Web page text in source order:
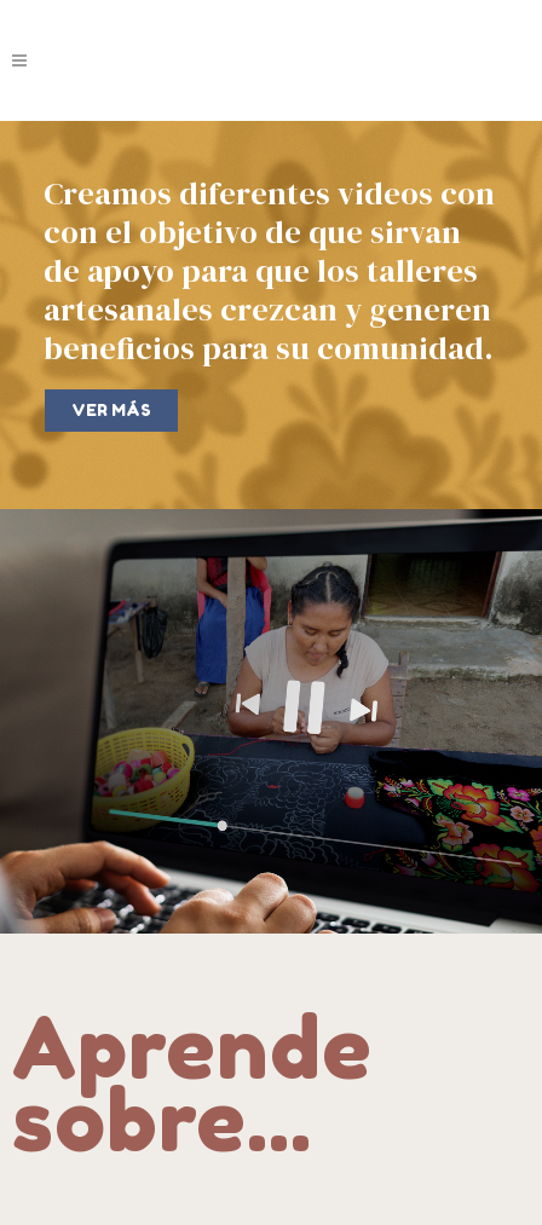
Creamos diferentes videos con
con el objetivo de que sirvan
de apoyo para que los talleres
artesanales crezcan y generen
beneficios para su comunidad.
VER MÁS
Aprende
sobre...